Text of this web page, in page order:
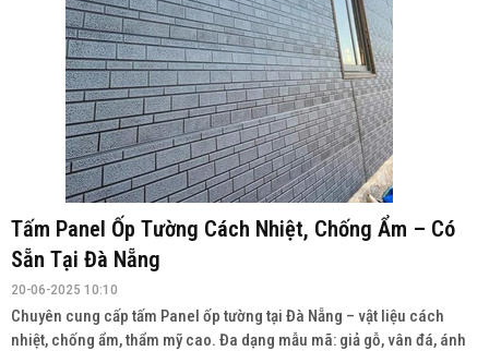
Tấm Panel Ốp Tường Cách Nhiệt, Chống Ẩm – Có
Sẵn Tại Đà Nẵng
20-06-2025 10:10
Chuyên cung cấp tấm Panel ốp tường tại Đà Nẵng – vật liệu cách
nhiệt, chống ẩm, thẩm mỹ cao. Đa dạng mẫu mã: giả gỗ, vân đá, ánh